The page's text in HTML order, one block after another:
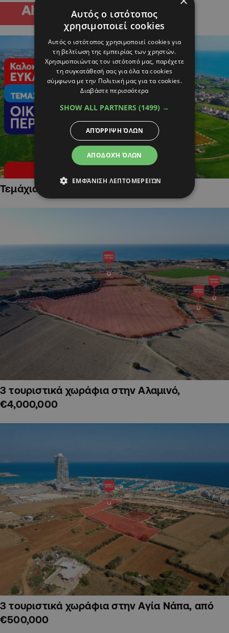
Τεμάχια Γης σε Οικιστικές Περιοχές
3 τουριστικά χωράφια στην Αλαμινό,
€4,000,000
3 τουριστικά χωράφια στην Αγία Νάπα, από
€500,000
Αυτός ο ιστότοπος
χρησιμοποιεί cookies
Αυτός ο ιστότοπος χρησιμοποιεί cookies για
τη βελτίωση της εμπειρίας των χρηστών.
Χρησιμοποιώντας τον ιστότοπό μας, παρέχετε
τη συγκατάθεσή σας για όλα τα cookies
σύμφωνα με την Πολιτική μας για τα cookies.
Διαβάστε περισσότερα
SHOW ALL PARTNERS (1499) →
ΑΠΟΔΟΧΉ ΌΛΩΝ
ΑΠΌΡΡΙΨΗ ΌΛΩΝ
ΕΜΦΆΝΙΣΗ ΛΕΠΤΟΜΕΡΕΙΏΝ